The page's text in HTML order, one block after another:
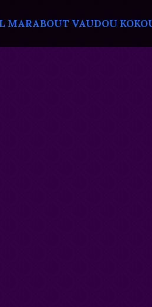
VAUDOU